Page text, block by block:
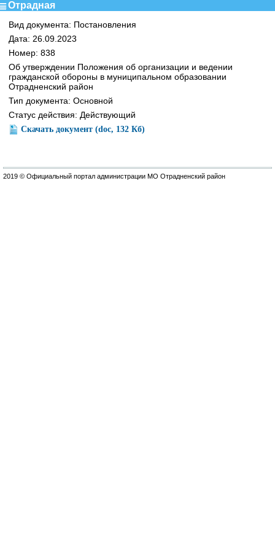
Отрадная
Вид документа: Постановления
Дата: 26.09.2023
Номер: 838
Об утверждении Положения об организации и ведении
гражданской обороны в муниципальном образовании
Отрадненский район
Тип документа: Основной
Статус действия: Действующий
Скачать документ (doc, 132 Кб)
2019 © Официальный портал администрации МО Отрадненский район